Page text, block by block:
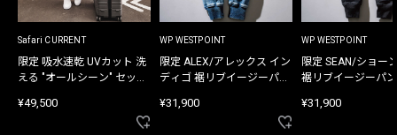
Safari CURRENT
限定 吸水速乾 UVカット 洗
える "オールシーン" セット
¥49,500
WP WESTPOINT
限定 ALEX/アレックス イン
ディゴ 裾リブイージーパン
¥31,900
WP WESTPOINT
限定 SEAN/ショー
裾リブイージーパ
¥31,900